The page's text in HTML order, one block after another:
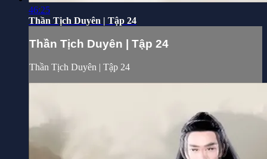
46:25
Thần Tịch Duyên | Tập 24
Thần Tịch Duyên | Tập 24
Thần Tịch Duyên | Tập 24